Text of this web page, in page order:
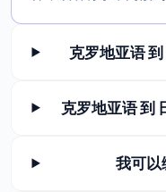
克罗地亚语
克罗地亚语 到
我可以